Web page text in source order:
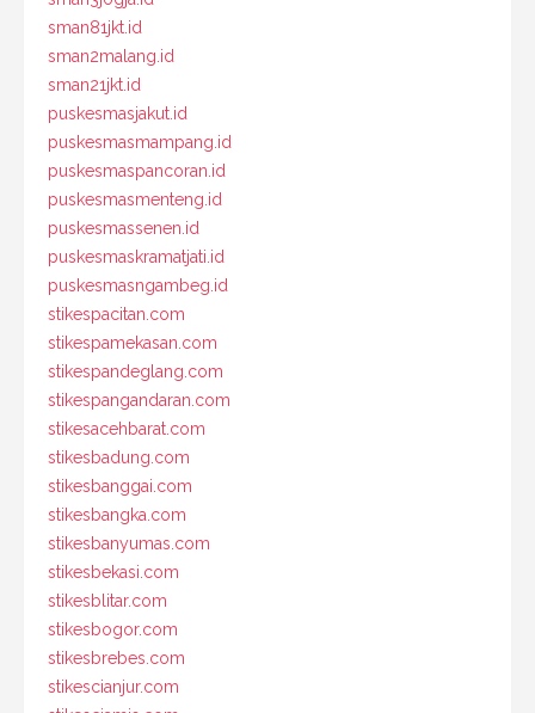
sman81jkt.id
sman2malang.id
sman21jkt.id
puskesmasjakut.id
puskesmasmampang.id
puskesmaspancoran.id
puskesmasmenteng.id
puskesmassenen.id
puskesmaskramatjati.id
puskesmasngambeg.id
stikespacitan.com
stikespamekasan.com
stikespandeglang.com
stikespangandaran.com
stikesacehbarat.com
stikesbadung.com
stikesbanggai.com
stikesbangka.com
stikesbanyumas.com
stikesbekasi.com
stikesblitar.com
stikesbogor.com
stikesbrebes.com
stikescianjur.com